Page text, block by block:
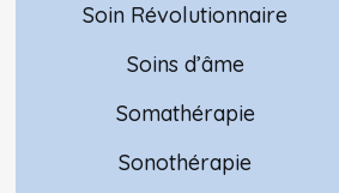
Soin Révolutionnaire
Soins d’âme
Somathérapie
Sonothérapie